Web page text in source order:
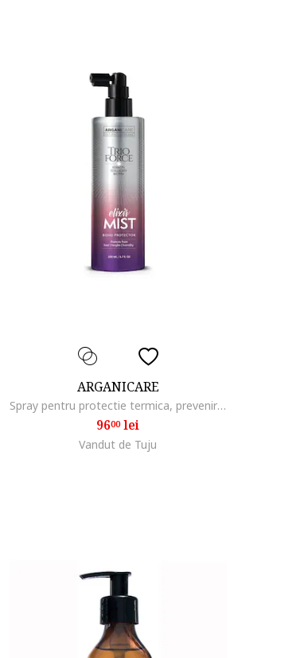
ARGANICARE
Spray pentru protectie termica, prevenirea ruperii si descurcarea parului, Trio Force Elixir Mist, 200 ml
9600lei
Vandut de Tuju